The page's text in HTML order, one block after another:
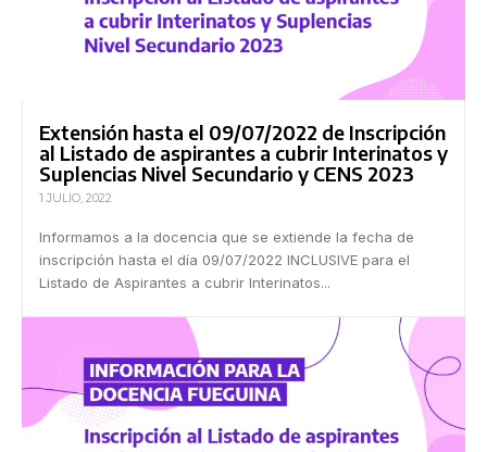
Extensión hasta el 09/07/2022 de Inscripción
al Listado de aspirantes a cubrir Interinatos y
Suplencias Nivel Secundario y CENS 2023
1 JULIO, 2022
Informamos a la docencia que se extiende la fecha de
inscripción hasta el día 09/07/2022 INCLUSIVE para el
Listado de Aspirantes a cubrir Interinatos...